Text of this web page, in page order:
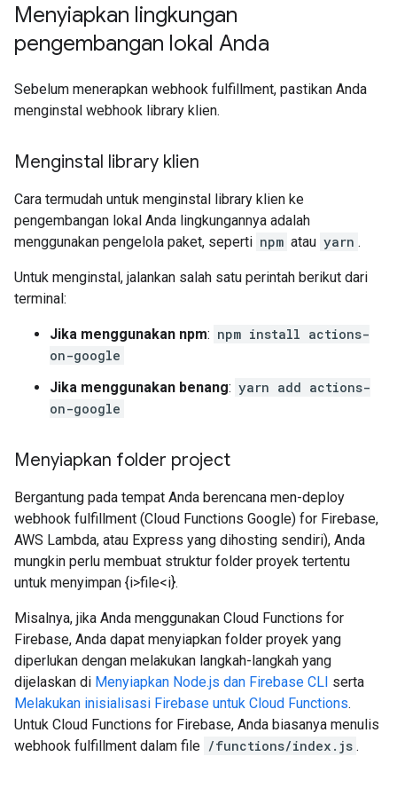
Menyiapkan lingkungan
pengembangan lokal Anda
Sebelum menerapkan webhook fulfillment, pastikan Anda
menginstal webhook library klien.
Menginstal library klien
Cara termudah untuk menginstal library klien ke
pengembangan lokal Anda lingkungannya adalah
menggunakan pengelola paket, seperti npm atau yarn .
Untuk menginstal, jalankan salah satu perintah berikut dari
terminal:
Jika menggunakan npm: npm install actions-
on-google
Jika menggunakan benang: yarn add actions-
on-google
Menyiapkan folder project
Bergantung pada tempat Anda berencana men-deploy
webhook fulfillment (Cloud Functions Google) for Firebase,
AWS Lambda, atau Express yang dihosting sendiri), Anda
mungkin perlu membuat struktur folder proyek tertentu
untuk menyimpan {i>file<i}.
Misalnya, jika Anda menggunakan Cloud Functions for
Firebase, Anda dapat menyiapkan folder proyek yang
diperlukan dengan melakukan langkah-langkah yang
dijelaskan di Menyiapkan Node.js dan Firebase CLI serta
Melakukan inisialisasi Firebase untuk Cloud Functions.
Untuk Cloud Functions for Firebase, Anda biasanya menulis
webhook fulfillment dalam file /functions/index.js .